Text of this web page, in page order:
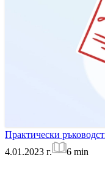
Практически
4.01.2023 г.
6 min